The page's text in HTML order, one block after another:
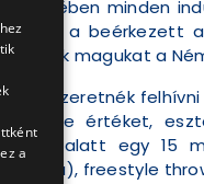
minden
el a beérkezett
magukat a
is szeretnék
értéket,
óra alatt egy 15
papírra), freestyle
a